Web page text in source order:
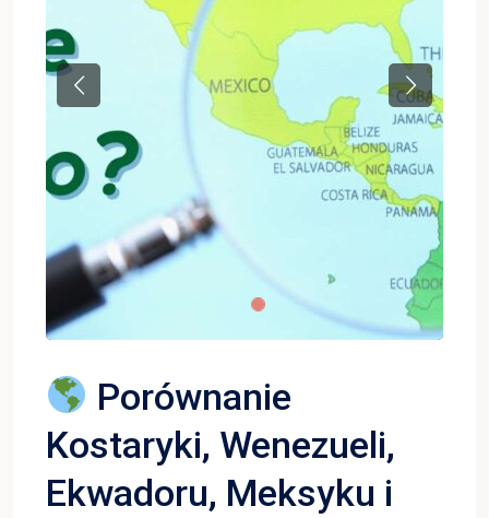
Previous Next
Porównanie
Kostaryki, Wenezueli,
Ekwadoru, Meksyku i